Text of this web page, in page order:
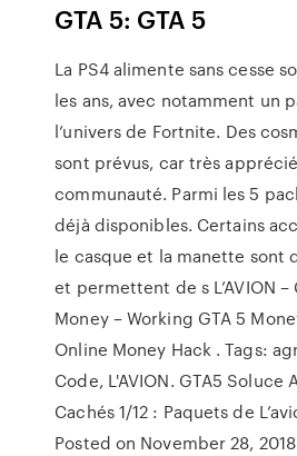
GTA 5: GTA 5
La PS4 alimente sans cesse
les ans, avec notamment un
l’univers de Fortnite. Des
sont prévus, car très
communauté. Parmi les 5
déjà disponibles. Certains
le casque et la manette sont
et permettent de s L’AVION –
Money – Working GTA 5
Online Money Hack . Tags:
Code, L'AVION. GTA5 Soluce
Cachés 1/12 : Paquets de
Posted on November 28,